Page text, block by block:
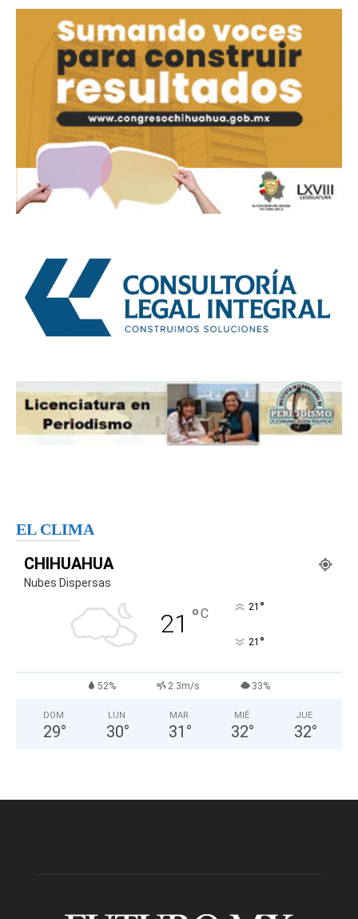
EL CLIMA
CHIHUAHUA
Nubes Dispersas
21 °C 21 °
21 °
52% 2.3m/s 33%
DOM
29°
LUN
30°
MAR
31 °
MIÉ
32°
JUE
32°